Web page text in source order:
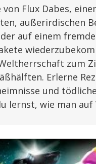
von Flux Dabes,
außerirdischen
auf einem
zum
Erlerne
und
lernst, wie man